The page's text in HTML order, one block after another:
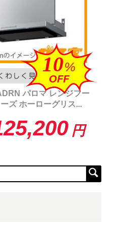
10%
OFF
パロマ レンジフー
ズ ホーローグリス...
円